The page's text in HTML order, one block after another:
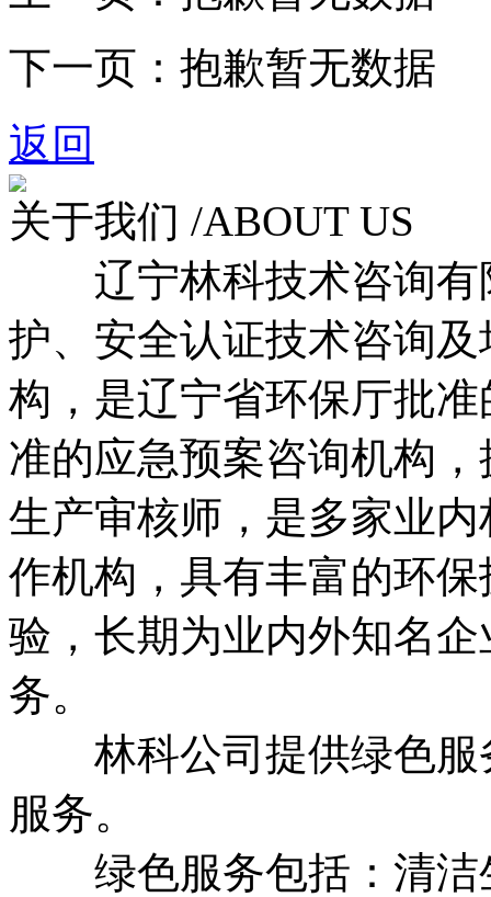
下一页： 抱歉暂无数据
返回
关于我们 /ABOUT US
辽宁林科技术咨询有
护、安全认证技术咨询
构，是辽宁省环保厅批
准的应急预案咨询机构
生产审核师，是多家业
作机构，具有丰富的环
验，长期为业内外知名
务。
林科公司提供绿色服
服务。
绿色服务包括：清洁